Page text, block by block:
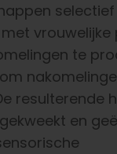
vrouwelijke
te
resulterende
en